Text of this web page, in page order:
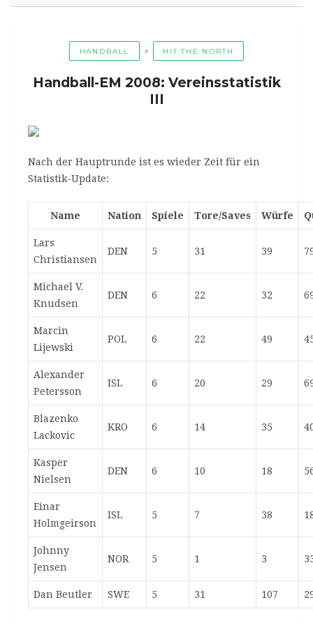
HANDBALL HIT THE NORTH
Handball-EM 2008: Vereinsstatistik
III
Nach der Hauptrunde ist es wieder Zeit für ein
Statistik-Update:
Name Nation Spiele Tore/Saves Würfe
Lars
Christiansen
DEN 5 31 39
Michael V.
Knudsen
DEN 6 22 32
Marcin
Lijewski
POL 6 22 49
Alexander
Petersson
ISL 6 20 29
Blazenko
Lackovic
KRO 6 14 35
Kasper
Nielsen
DEN 6 10 18
Einar
Holmgeirson
ISL 5 7 38
Johnny
Jensen
NOR 5 1 3
Dan Beutler SWE 5 31 107